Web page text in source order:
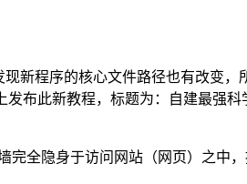
新程序的核心文件路径也有改变
发布此新教程，标题为：自建最强
全隐身于访问网站（网页）之中